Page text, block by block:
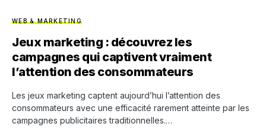
WEB & MARKETING
Jeux marketing : découvrez les
campagnes qui captivent vraiment
l’attention des consommateurs
Les jeux marketing captent aujourd’hui l’attention des
consommateurs avec une efficacité rarement atteinte par les
campagnes publicitaires traditionnelles.…